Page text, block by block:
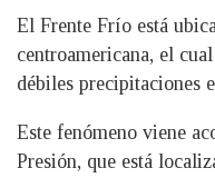
El Frente Frío está
centroamericana, el
débiles precipitaciones
Este fenómeno viene
Presión, que está